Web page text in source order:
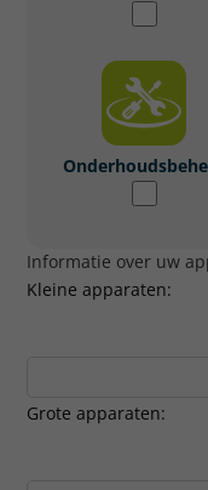
Informatie over uw
Kleine apparaten:
Grote apparaten: